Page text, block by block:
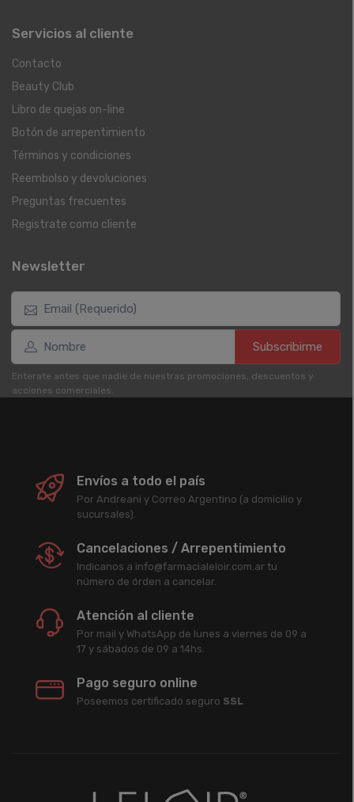
Servicios al cliente
Contacto
Beauty Club
Libro de quejas on-line
Botón de arrepentimiento
Términos y condiciones
Reembolso y devoluciones
Preguntas frecuentes
Registrate como cliente
Newsletter
Subscribirme
Enterate antes que nadie de nuestras promociones, descuentos y
acciones comerciales.
Envíos a todo el país
Por Andreani y Correo Argentino (a domicilio y
sucursales).
Cancelaciones / Arrepentimiento
Indicanos a info@farmacialeloir.com.ar tu
número de órden a cancelar.
Atención al cliente
Por mail y WhatsApp de lunes a viernes de 09 a
17 y sábados de 09 a 14hs.
Pago seguro online
Poseemos certificado seguro SSL